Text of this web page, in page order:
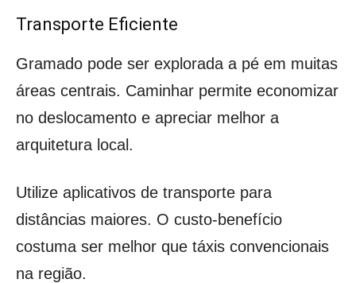
Transporte Eficiente
Gramado pode ser explorada a pé em muitas
áreas centrais. Caminhar permite economizar
no deslocamento e apreciar melhor a
arquitetura local.
Utilize aplicativos de transporte para
distâncias maiores. O custo-benefício
costuma ser melhor que táxis convencionais
na região.